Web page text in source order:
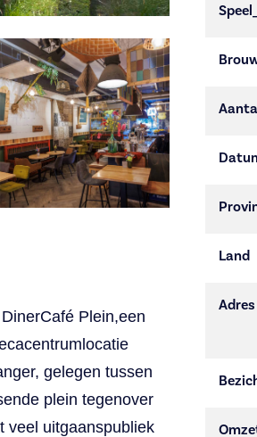
é Plein,een
gelegen tussen
plein tegenover
veel uitgaanspubliek
Land
Adres